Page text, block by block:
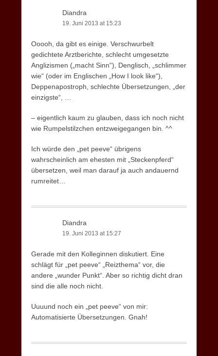
Diandra
19. Juni 2013 at 15:23
Ooooh, da gibt es einige. Verschwurbelt
gedichtete Arztberichte, schlecht umgesetzte
Anglizismen („macht Sinn“), Denglisch, „schlimmer
wie“ (oder im Englischen „How I look like“),
Deppenapostroph, schlechte Übersetzungen, „der
einzigste“, …
– eigentlich kaum zu glauben, dass ich noch nicht
wie Rumpelstilzchen entzweigegangen bin. ^^
Ich würde den „pet peeve“ übrigens
wahrscheinlich am ehesten mit „Steckenpferd“
übersetzen, weil man darauf ja auch andauernd
rumreitet…
Diandra
19. Juni 2013 at 15:27
Gerade mit den Kolleginnen diskutiert. Eine
schlägt für „pet peeve“ „Reizthema“ vor, die
andere „wunder Punkt“. Aber so richtig dicht dran
sind die alle noch nicht.
Uuuund noch ein „pet peeve“ von mir:
Automatisierte Übersetzungen. Gnah!